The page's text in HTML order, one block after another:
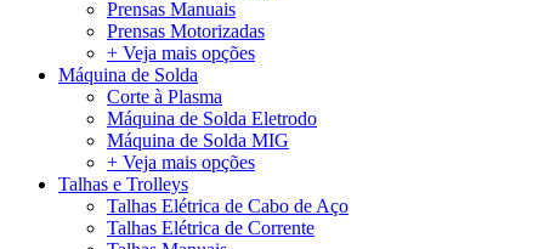
Prensas Manuais
Prensas Motorizadas
+ Veja mais opções
Máquina de Solda
Corte à Plasma
Máquina de Solda Eletrodo
Máquina de Solda MIG
+ Veja mais opções
Talhas e Trolleys
Talhas Elétrica de Cabo de Aço
Talhas Elétrica de Corrente